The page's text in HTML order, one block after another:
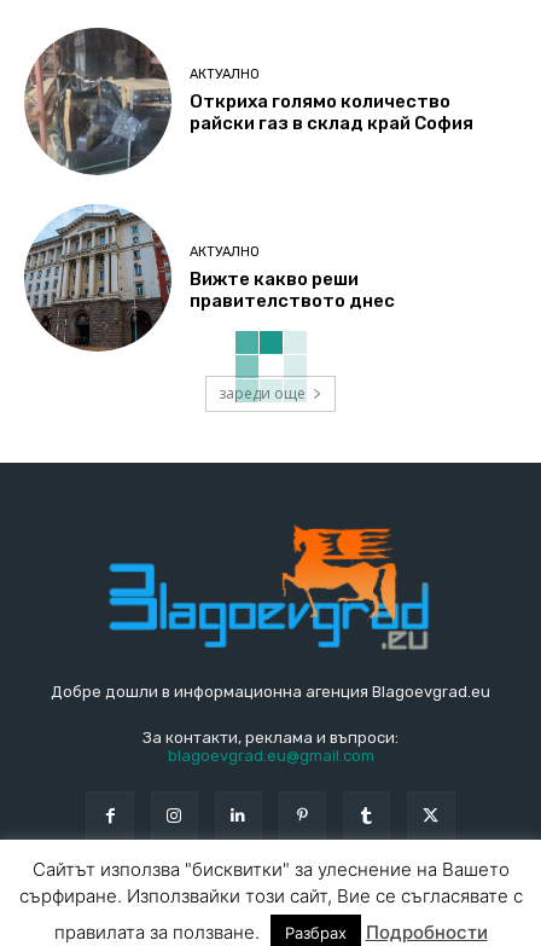
АКТУАЛНО
Откриха голямо количество
райски газ в склад край София
АКТУАЛНО
Вижте какво реши
правителството днес
зареди още
Добре дошли в информационна агенция Blagoevgrad.eu
За контакти, реклама и въпроси:
blagoevgrad.eu@gmail.com
Общи условия
Сайтът използва "бисквитки" за улеснение на Вашето
сърфиране. Използвайки този сайт, Вие се съгласявате с
правилата за ползване.
Разбрах Подробности